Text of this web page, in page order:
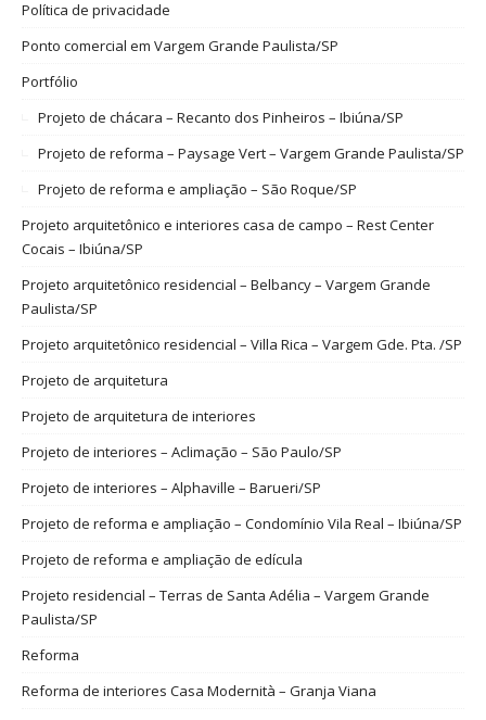
Política de privacidade
Ponto comercial em Vargem Grande Paulista/SP
Portfólio
Projeto de chácara – Recanto dos Pinheiros – Ibiúna/SP
Projeto de reforma – Paysage Vert – Vargem Grande Paulista/SP
Projeto de reforma e ampliação – São Roque/SP
Projeto arquitetônico e interiores casa de campo – Rest Center
Cocais – Ibiúna/SP
Projeto arquitetônico residencial – Belbancy – Vargem Grande
Paulista/SP
Projeto arquitetônico residencial – Villa Rica – Vargem Gde. Pta. /SP
Projeto de arquitetura
Projeto de arquitetura de interiores
Projeto de interiores – Aclimação – São Paulo/SP
Projeto de interiores – Alphaville – Barueri/SP
Projeto de reforma e ampliação – Condomínio Vila Real – Ibiúna/SP
Projeto de reforma e ampliação de edícula
Projeto residencial – Terras de Santa Adélia – Vargem Grande
Paulista/SP
Reforma
Reforma de interiores Casa Modernità – Granja Viana